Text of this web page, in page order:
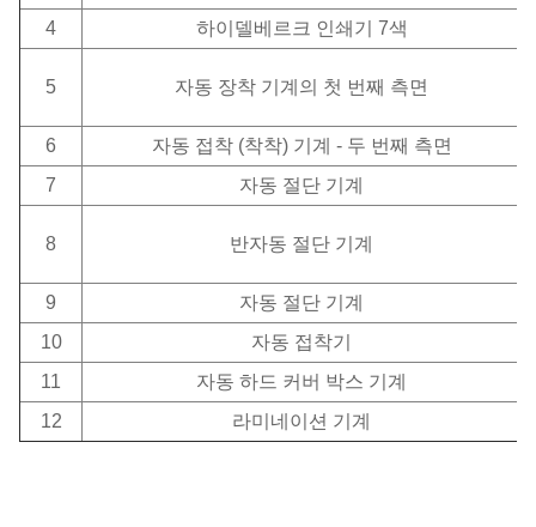
4
하이델베르크 인쇄기 7색
5 자동 장착 기계의 첫 번째 측면
6
자동 접착 (착착) 기계 - 두 번째 측면
7
자동 절단 기계
8 반자동 절단 기계
9
자동 절단 기계
10
자동 접착기
11
자동 하드 커버 박스 기계
12
라미네이션 기계